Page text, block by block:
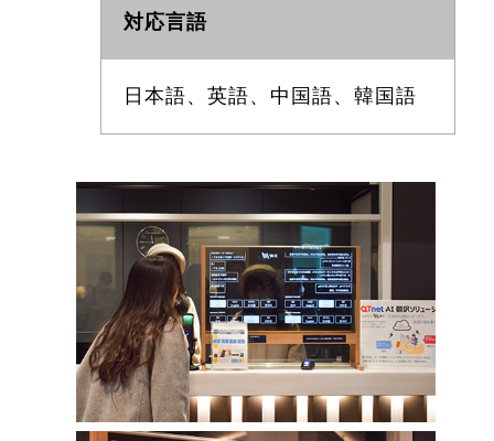
対応言語
日本語、英語、中国語、韓国語